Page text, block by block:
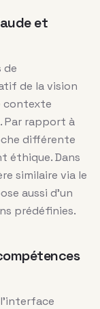
et
de
de la vision
contexte
Par rapport à
différente
éthique. Dans
similaire via le
aussi d’un
prédéfinies.